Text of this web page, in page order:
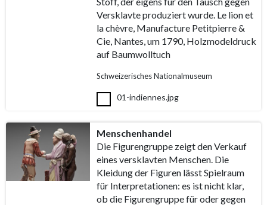
Versklavte produziert wurde. Le lion et
la chèvre, Manufacture Petitpierre &
Cie, Nantes, um 1790, Holzmodeldruck
auf Baumwolltuch
Schweizerisches Nationalmuseum
01-indiennes.jpg
Menschenhandel
Die Figurengruppe zeigt den Verkauf
eines versklavten Menschen. Die
Kleidung der Figuren lässt Spielraum
für Interpretationen: es ist nicht klar,
ob die Figurengruppe für oder gegen